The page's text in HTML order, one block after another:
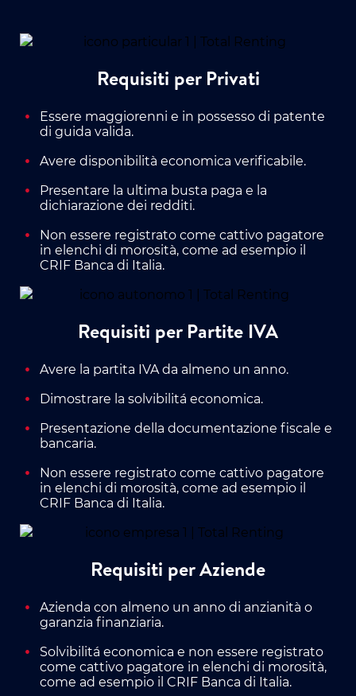
Requisiti per Privati
Essere maggiorenni e in possesso di patente
di guida valida.
Avere disponibilità economica verificabile.
Presentare la ultima busta paga e la
dichiarazione dei redditi.
Non essere registrato come cattivo pagatore
in elenchi di morosità, come ad esempio il
CRIF Banca di Italia.
Requisiti per Partite IVA
Avere la partita IVA da almeno un anno.
Dimostrare la solvibilitá economica.
Presentazione della documentazione fiscale e
bancaria.
Non essere registrato come cattivo pagatore
in elenchi di morosità, come ad esempio il
CRIF Banca di Italia.
Requisiti per Aziende
Azienda con almeno un anno di anzianità o
garanzia finanziaria.
Solvibilitá economica e non essere registrato
come cattivo pagatore in elenchi di morosità,
come ad esempio il CRIF Banca di Italia.